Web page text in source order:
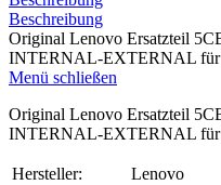
Beschreibung
Original Lenovo Ersatzteil
INTERNAL-EXTERNAL für
Menü schließen
Original Lenovo Ersatzteil
INTERNAL-EXTERNAL für
Hersteller:
Lenovo